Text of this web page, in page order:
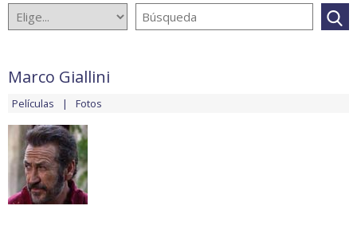
Marco Giallini
Películas Fotos